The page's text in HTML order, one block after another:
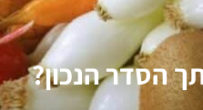
הסדר הנכון?